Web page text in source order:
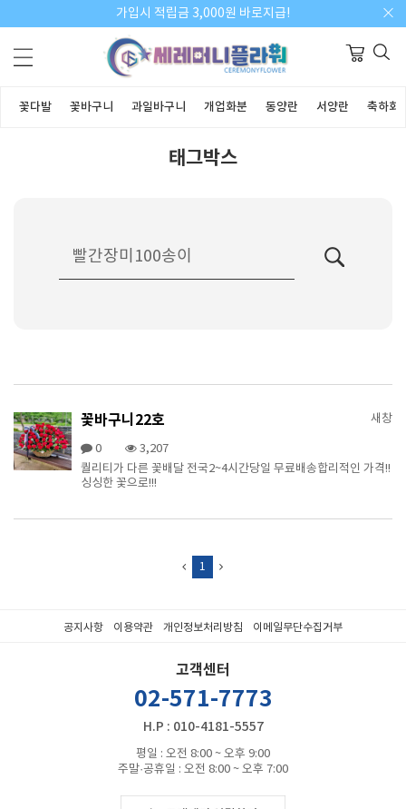
가입시 적립금 3,000원 바로지급!
꽃다발 꽃바구니 과일바구니 개업화분 동양란 서양란 축하화
태그박스
새창
꽃바구니22호
0
3,207
퀄리티가 다른 꽃배달 전국2~4시간당일 무료배송합리적인 가격!!
싱싱한 꽃으로!!!
1
공지사항 이용약관 개인정보처리방침 이메일무단수집거부
고객센터
02-571-7773
H.P : 010-4181-5557
평일 : 오전 8:00 ~ 오후 9:00
주말·공휴일 : 오전 8:00 ~ 오후 7:00